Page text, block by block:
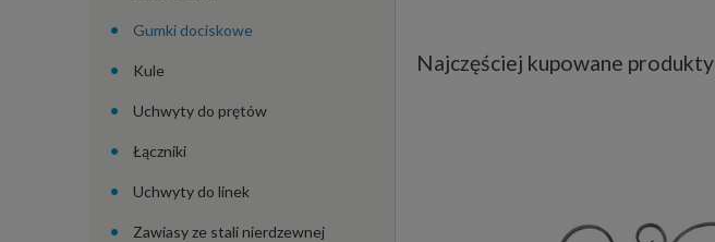
Gumki dociskowe
Kule
Uchwyty do prętów
Łączniki
Uchwyty do linek
Zawiasy ze stali nierdzewnej
Najczęściej kupowane produkty